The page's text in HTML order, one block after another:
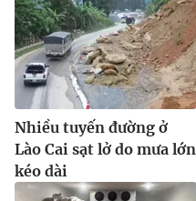
Nhiều tuyến đường ở
Lào Cai sạt lở do mưa lớn
kéo dài